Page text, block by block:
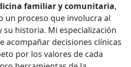
familiar y comunitaria,
un proceso que involucra al
historia. Mi especialización
acompañar decisiones clínicas
por los valores de cada